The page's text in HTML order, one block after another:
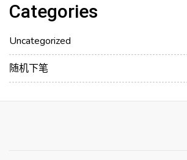
Categories
Uncategorized
随机下笔